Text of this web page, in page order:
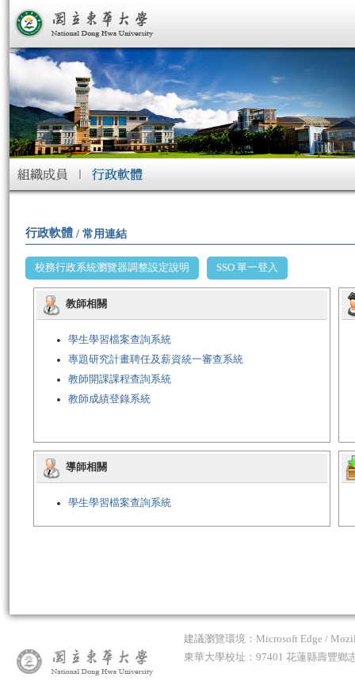
行政軟體 / 常用連結
校務行政系統瀏覽器調整設定說明 SSO 單一登入
教師相關
學生學習檔案查詢系統
專題研究計畫聘任及薪資統一審查系統
教師開課課程查詢系統
教師成績登錄系統
導師相關
學生學習檔案查詢系統
建議瀏覽環境：Microsoft Edge /
東華大學校址：97401 花蓮縣壽豐鄉